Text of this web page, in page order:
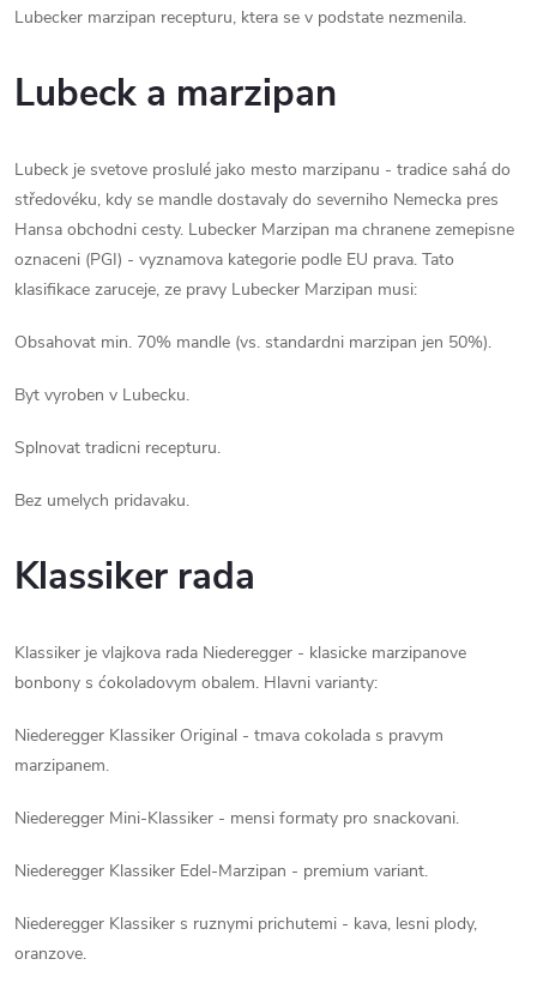
Lubecker marzipan recepturu, ktera se v podstate nezmenila.
Lubeck a marzipan
Lubeck je svetove proslulé jako mesto marzipanu - tradice sahá do
středovéku, kdy se mandle dostavaly do severniho Nemecka pres
Hansa obchodni cesty. Lubecker Marzipan ma chranene zemepisne
oznaceni (PGI) - vyznamova kategorie podle EU prava. Tato
klasifikace zaruceje, ze pravy Lubecker Marzipan musi:
Obsahovat min. 70% mandle (vs. standardni marzipan jen 50%).
Byt vyroben v Lubecku.
Splnovat tradicni recepturu.
Bez umelych pridavaku.
Klassiker rada
Klassiker je vlajkova rada Niederegger - klasicke marzipanove
bonbony s ćokoladovym obalem. Hlavni varianty:
Niederegger Klassiker Original - tmava cokolada s pravym
marzipanem.
Niederegger Mini-Klassiker - mensi formaty pro snackovani.
Niederegger Klassiker Edel-Marzipan - premium variant.
Niederegger Klassiker s ruznymi prichutemi - kava, lesni plody,
oranzove.